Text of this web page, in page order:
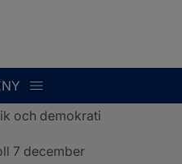
och demokrati
7 december